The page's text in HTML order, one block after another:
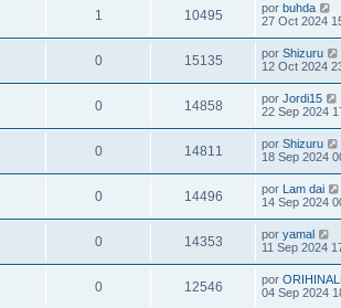
1 10495 por buhda
27 Oct 2024
0 15135 por Shizuru
12 Oct 2024
0 14858 por Jordi15
22 Sep 2024
0 14811 por Shizuru
18 Sep 2024
0 14496 por Lam dai
14 Sep 2024
0 14353 por yamal
11 Sep 2024
0 12546 por
04 Sep 2024